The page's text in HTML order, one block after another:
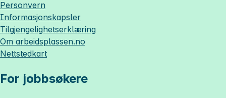
Personvern
Informasjonskapsler
Tilgjengelighetserklæring
Om arbeidsplassen.no
Nettstedkart
For jobbsøkere